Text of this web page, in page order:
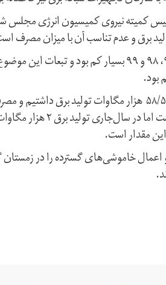
کمیته نیروی کمیسیون انرژی
برق و عدم تناسب آن با میزان مصرف
عضو کمیسیون انرژی مجلس افزود که سال گذشته۵۸/۵ هزار مگاوات
مقدار است.
اعمال خاموشی‌های گسترده را در